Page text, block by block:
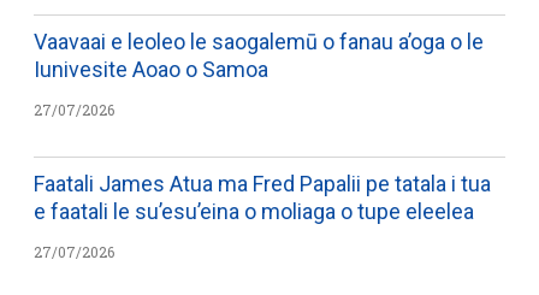
Vaavaai e leoleo le saogalemū o fanau a’oga o le
Iunivesite Aoao o Samoa
27/07/2026
Faatali James Atua ma Fred Papalii pe tatala i tua
e faatali le su’esu’eina o moliaga o tupe eleelea
27/07/2026